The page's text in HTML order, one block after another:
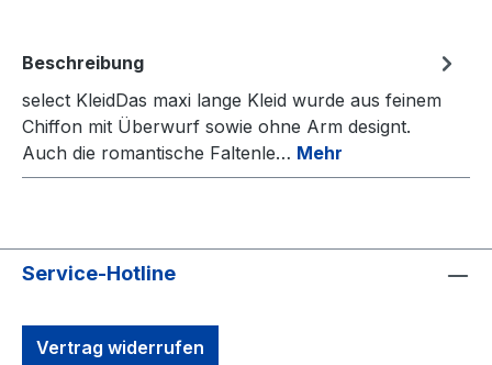
Beschreibung
select KleidDas maxi lange Kleid wurde aus feinem
Chiffon mit Überwurf sowie ohne Arm designt.
Auch die romantische Faltenle… Mehr
Service-Hotline
Vertrag widerrufen